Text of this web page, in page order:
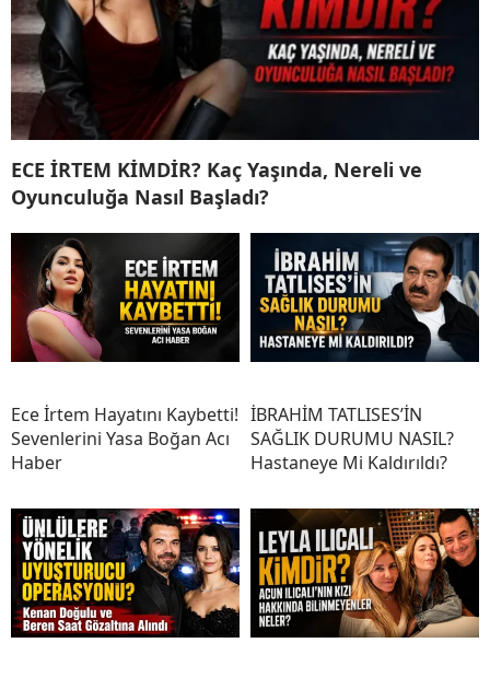
ECE İRTEM KİMDİR? Kaç Yaşında, Nereli ve
Oyunculuğa Nasıl Başladı?
Ece İrtem Hayatını Kaybetti!
Sevenlerini Yasa Boğan Acı
Haber
İBRAHİM TATLISES’İN
SAĞLIK DURUMU NASIL?
Hastaneye Mi Kaldırıldı?